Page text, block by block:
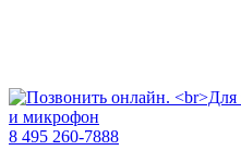
8 495 260-7888